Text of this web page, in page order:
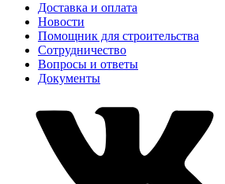
Доставка и оплата
Новости
Помощник для строительства
Сотрудничество
Вопросы и ответы
Документы